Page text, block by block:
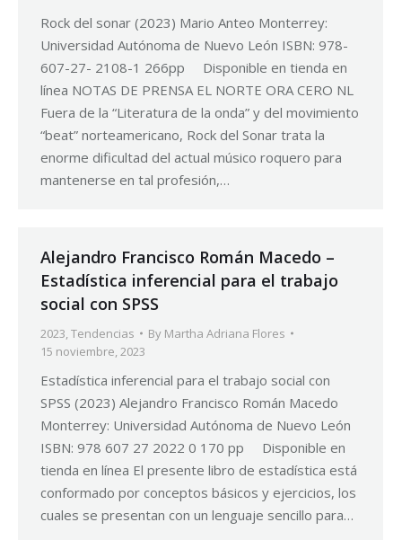
Rock del sonar (2023) Mario Anteo Monterrey:
Universidad Autónoma de Nuevo León ISBN: 978-
607-27- 2108-1 266pp Disponible en tienda en
línea NOTAS DE PRENSA EL NORTE ORA CERO NL
Fuera de la “Literatura de la onda” y del movimiento
“beat” norteamericano, Rock del Sonar trata la
enorme dificultad del actual músico roquero para
mantenerse en tal profesión,…
Alejandro Francisco Román Macedo –
Estadística inferencial para el trabajo
social con SPSS
2023,Tendencias By Martha Adriana Flores
15 noviembre, 2023
Estadística inferencial para el trabajo social con
SPSS (2023) Alejandro Francisco Román Macedo
Monterrey: Universidad Autónoma de Nuevo León
ISBN: 978 607 27 2022 0 170 pp Disponible en
tienda en línea El presente libro de estadística está
conformado por conceptos básicos y ejercicios, los
cuales se presentan con un lenguaje sencillo para…